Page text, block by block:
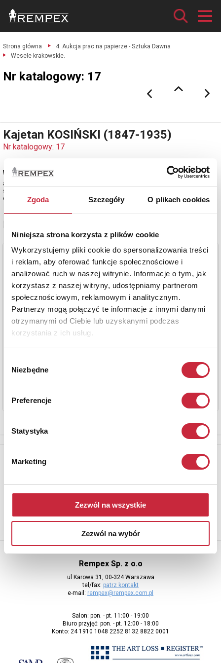
Zgoda Szczegóły O plikach cookies
Niniejsza strona korzysta z plików cookie
Wykorzystujemy pliki cookie do spersonalizowania treści
i reklam, aby oferować funkcje społecznościowe i
analizować ruch w naszej witrynie. Informacje o tym, jak
korzystasz z naszej witryny, udostępniamy partnerom
społecznościowym, reklamowym i analitycznym.
Partnerzy mogą połączyć te informacje z innymi danymi
otrzymanymi od Ciebie lub uzyskanymi podczas
korzystania z ich usług.
zgody
Niezbędne
Preferencje
Statystyka
Marketing
Zezwól na wszystkie
Zezwól na wybór
Strona główna
4. Aukcja prac na papierze - Sztuka Dawna
Wesele krakowskie.
Nr katalogowy: 17
Kajetan KOSIŃSKI (1847-1935)
Nr katalogowy: 17
Wesele krakowskie
akwarela, papier; 33,5 x 48 cm (wymiar w świetle oprawy);
sygn. p. d.: K. Kosiński
estymacja: 3 500 - 4 200 zł
adres e-mail
Rempex Sp. z o.o
ul Karowa 31, 00-324 Warszawa
tel/fax: patrz kontakt
e-mail: rempex@rempex.com.pl
Salon: pon. - pt. 11:00 - 19:00
Biuro przyjęć: pon. - pt. 12:00 - 18:00
Konto: 24 1910 1048 2252 8132 8822 0001